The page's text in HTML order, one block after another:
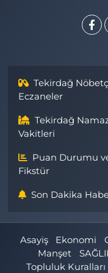
Tekirdağ
Eczaneler
Tekirdağ
Vakitleri
Puan Durumu
Fikstür
Son Dakika
Asayiş Ekonomi
Manşet
Topluluk Kuralları